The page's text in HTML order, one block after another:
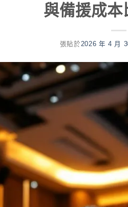
與備援成本
張貼於2026 年 4 月